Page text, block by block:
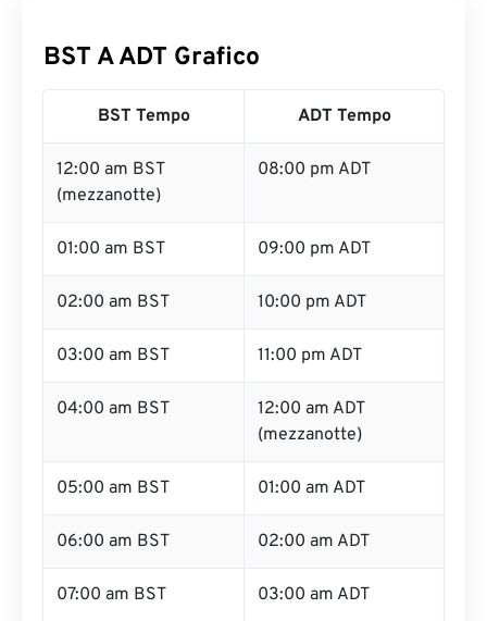
BST A ADT Grafico
BST Tempo ADT Tempo
12:00 am BST
(mezzanotte)
08:00 pm ADT
01:00 am BST 09:00 pm ADT
02:00 am BST 10:00 pm ADT
03:00 am BST 11:00 pm ADT
04:00 am BST
12:00 am ADT
(mezzanotte)
05:00 am BST 01:00 am ADT
06:00 am BST 02:00 am ADT
07:00 am BST 03:00 am ADT